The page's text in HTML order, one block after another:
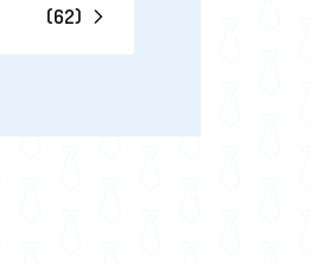
(62)